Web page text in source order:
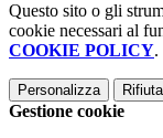
Questo sito o gli
cookie necessari al
COOKIE POLICY.
Personalizza
Gestione cookie